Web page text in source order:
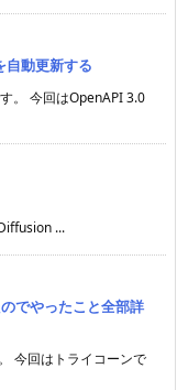
動更新する
。 今回はOpenAPI 3.0
...
でやったこと全部詳
今回はトライコーンで